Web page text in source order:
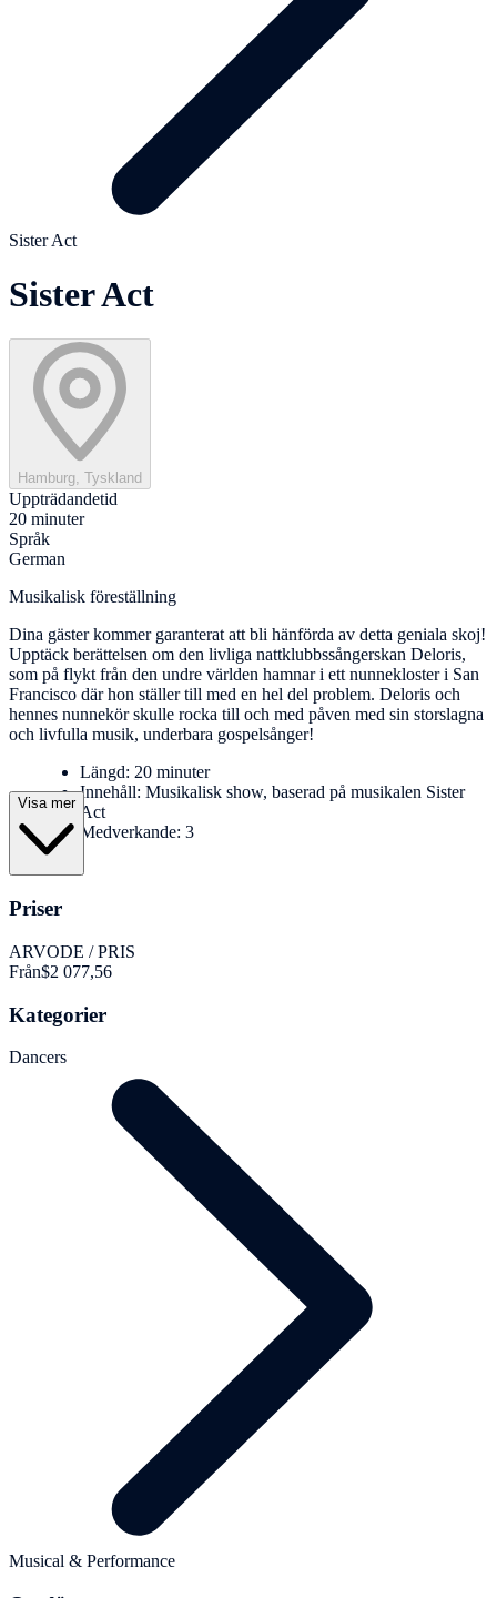
Sister Act
Sister Act
Hamburg, Tyskland
Uppträdandetid
20 minuter
Språk
German
Musikalisk föreställning
Dina gäster kommer garanterat att bli hänförda av detta geniala skoj!
Upptäck berättelsen om den livliga nattklubbssångerskan Deloris,
som på flykt från den undre världen hamnar i ett nunnekloster i San
Francisco där hon ställer till med en hel del problem. Deloris och
hennes nunnekör skulle rocka till och med påven med sin storslagna
och livfulla musik, underbara gospelsånger!
Längd: 20 minuter
Innehåll: Musikalisk show, baserad på musikalen Sister
Act
Medverkande: 3
Visa mer
Priser
ARVODE / PRIS
Från$2 077,56
Kategorier
Dancers
Musical & Performance